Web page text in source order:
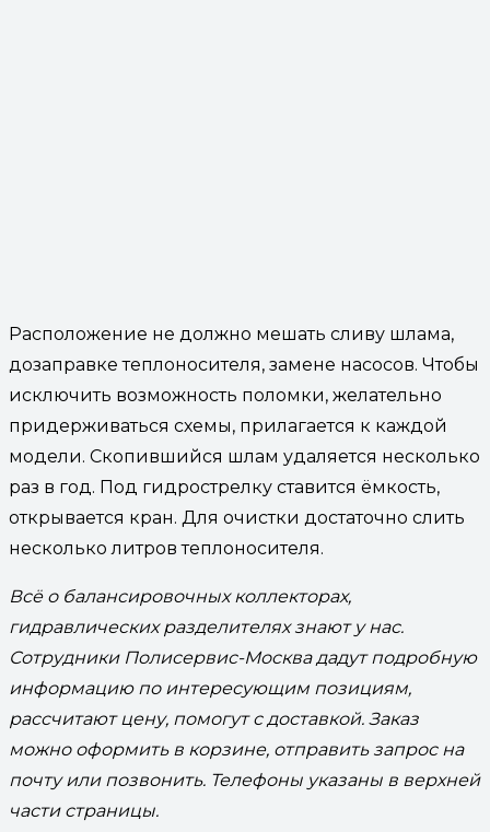
Расположение не должно мешать сливу шлама,
дозаправке теплоносителя, замене насосов. Чтобы
исключить возможность поломки, желательно
придерживаться схемы, прилагается к каждой
модели. Скопившийся шлам удаляется несколько
раз в год. Под гидрострелку ставится ёмкость,
открывается кран. Для очистки достаточно слить
несколько литров теплоносителя.
Всё о балансировочных коллекторах,
гидравлических разделителях знают у нас.
Сотрудники Полисервис-Москва дадут подробную
информацию по интересующим позициям,
рассчитают цену, помогут с доставкой. Заказ
можно оформить в корзине, отправить запрос на
почту или позвонить. Телефоны указаны в верхней
части страницы.